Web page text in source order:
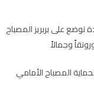
توضع على بربريز المصباح
وجمالاً
المصباح الأمامي